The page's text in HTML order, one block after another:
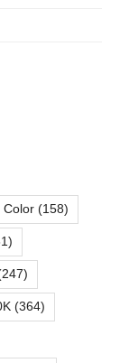
Color (158)
(364)